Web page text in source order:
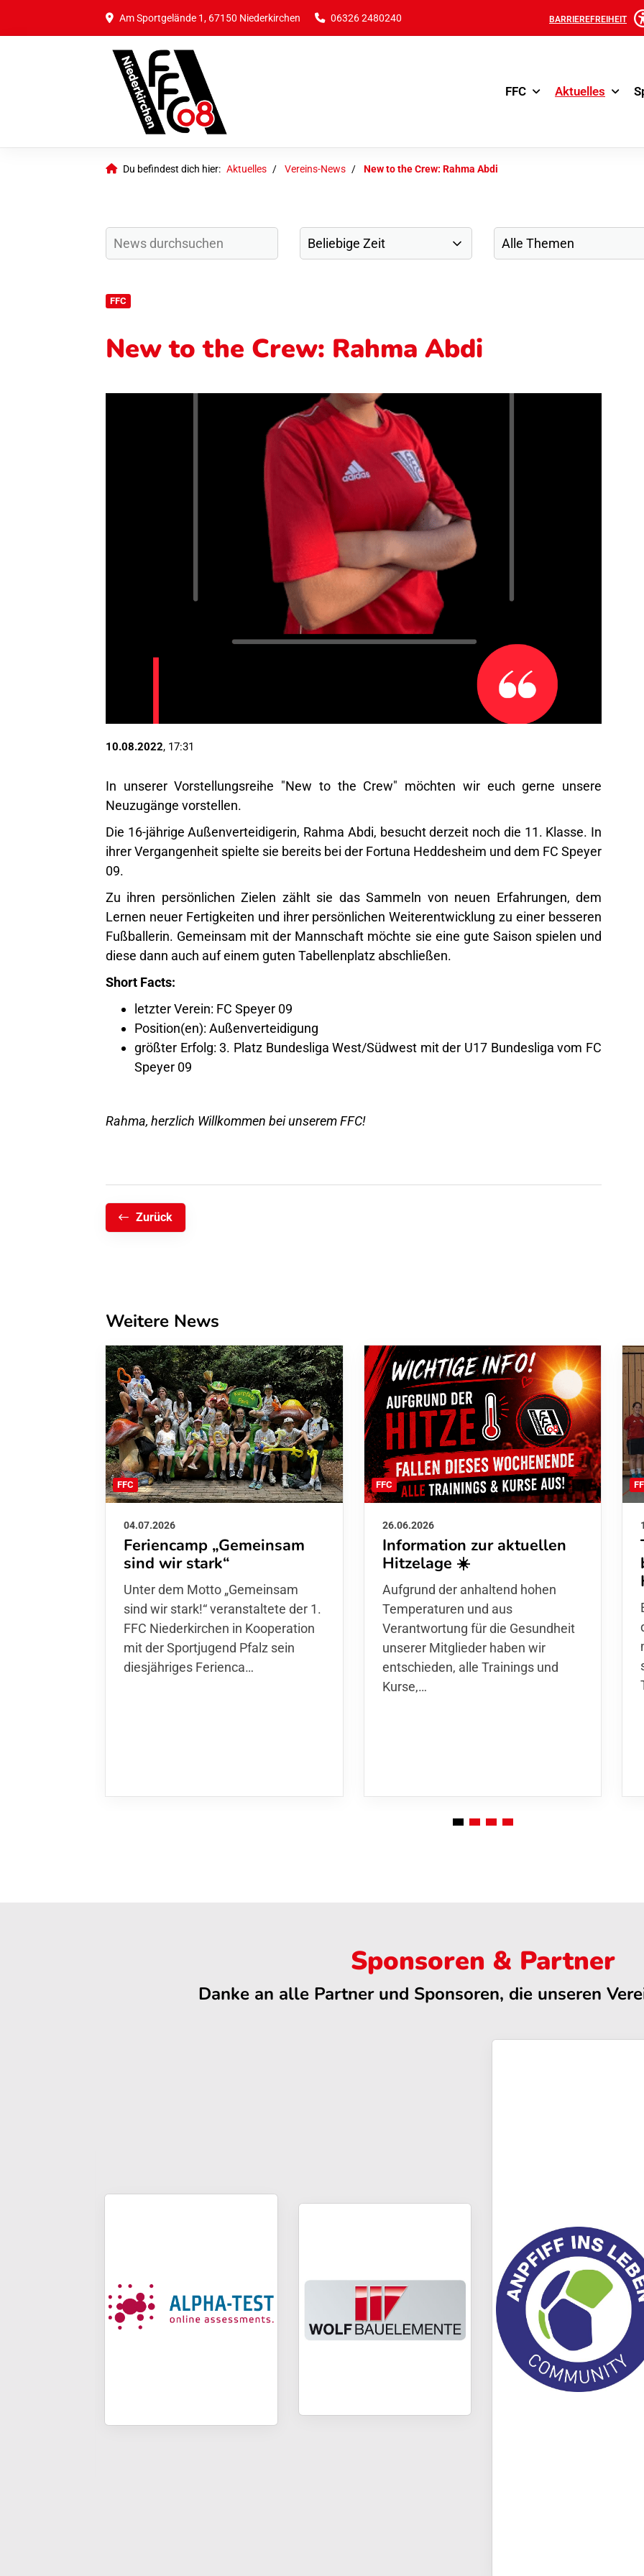
Am Sportgelände 1, 67150 Niederkirchen 06326 2480240 BARRIEREFREIHEIT
FFC Aktuelles
Du befindest dich hier: Aktuelles Vereins-News New to the Crew: Rahma Abdi
FFC
New to the Crew: Rahma Abdi
10.08.2022, 17:31
In unserer Vorstellungsreihe "New to the Crew" möchten wir euch gerne unsere
Neuzugänge vorstellen.
Die 16-jährige Außenverteidigerin, Rahma Abdi, besucht derzeit noch die 11. Klasse. In
ihrer Vergangenheit spielte sie bereits bei der Fortuna Heddesheim und dem FC Speyer
09.
Zu ihren persönlichen Zielen zählt sie das Sammeln von neuen Erfahrungen, dem
Lernen neuer Fertigkeiten und ihrer persönlichen Weiterentwicklung zu einer besseren
Fußballerin. Gemeinsam mit der Mannschaft möchte sie eine gute Saison spielen und
diese dann auch auf einem guten Tabellenplatz abschließen.
Short Facts:
letzter Verein: FC Speyer 09
Position(en): Außenverteidigung
größter Erfolg: 3. Platz Bundesliga West/Südwest mit der U17 Bundesliga vom FC
Speyer 09
Rahma, herzlich Willkommen bei unserem FFC!
Zurück
Weitere News
FFC
04.07.2026
Feriencamp „Gemeinsam
sind wir stark“
Unter dem Motto „Gemeinsam sind
wir stark!“ veranstaltete der 1. FFC
Niederkirchen in Kooperation mit
der Sportjugend Pfalz sein
diesjähriges Ferienca…
FFC
26.06.2026
Information zur aktuellen
Hitzelage ☀️
Aufgrund der anhaltend hohen
Temperaturen und aus
Verantwortung für die Gesundheit
unserer Mitglieder haben wir
entschieden, alle Trainings und
Kurse,…
Sponsoren & Partner
Danke an alle Partner und Sponsoren, die unseren